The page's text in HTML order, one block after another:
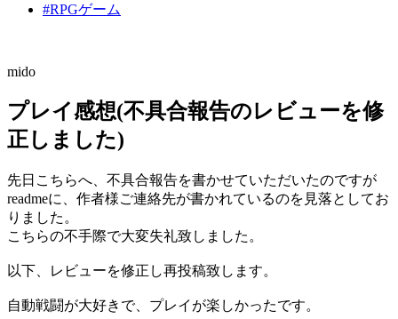
#RPGゲーム
mido
プレイ感想(不具合報告のレビューを修
正しました)
先日こちらへ、不具合報告を書かせていただいたのですが
readmeに、作者様ご連絡先が書かれているのを見落としてお
りました。
こちらの不手際で大変失礼致しました。
以下、レビューを修正し再投稿致します。
自動戦闘が大好きで、プレイが楽しかったです。